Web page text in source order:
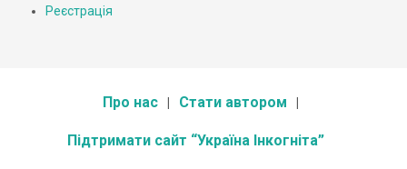
Реєстрація
Про нас Стати автором
Підтримати сайт “Україна Інкогніта”